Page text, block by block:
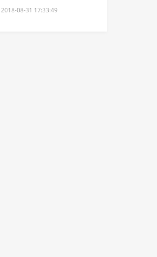
2018-08-31 17:33:49